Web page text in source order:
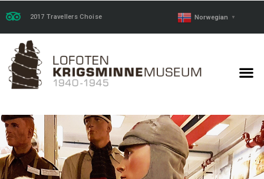
2017 Travellers Choise Norwegian ▼